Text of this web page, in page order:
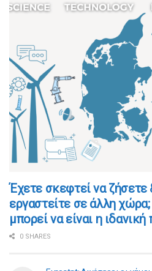
​​Έχετε σκεφτεί να ζήσετε
εργαστείτε σε άλλη
μπορεί να είναι η
0 SHARES